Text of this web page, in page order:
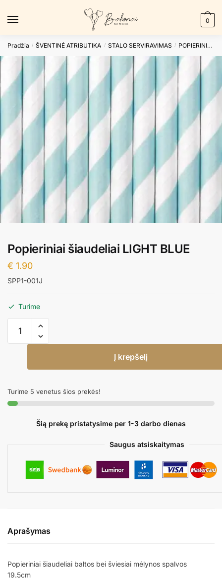
0
Pradžia / ŠVENTINĖ ATRIBUTIKA / STALO SERVIRAVIMAS / POPIERINIAI ŠIAUDELIAI
Popieriniai šiaudeliai LIGHT BLUE
€ 1.90
SPP1-001J
Turime
kiekis:
Popieriniai
LIGHT
Į krepšelį
Turime 5 venetus šios prekės!
Šią prekę pristatysime per 1-3 darbo dienas
Saugus atsiskaitymas
Aprašymas
Popieriniai šiaudeliai baltos bei šviesiai mėlynos spalvos
19.5cm